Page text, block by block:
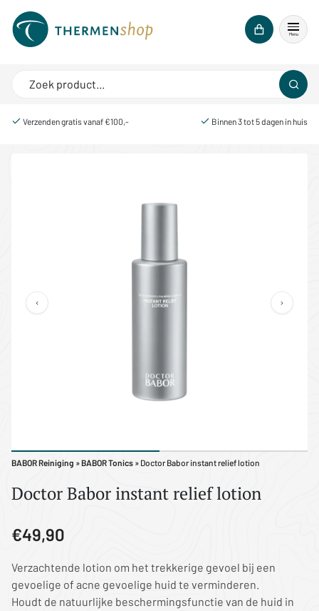
Menu
Verzenden gratis vanaf €100,- Binnen 3 tot 5 dagen in huis
BABOR Reiniging »BABOR Tonics » Doctor Babor instant relief lotion
Doctor Babor instant relief lotion
€49,90
Verzachtende lotion om het trekkerige gevoel bij een
gevoelige of acne gevoelige huid te verminderen.
Houdt de natuurlijke beschermingsfunctie van de huid in